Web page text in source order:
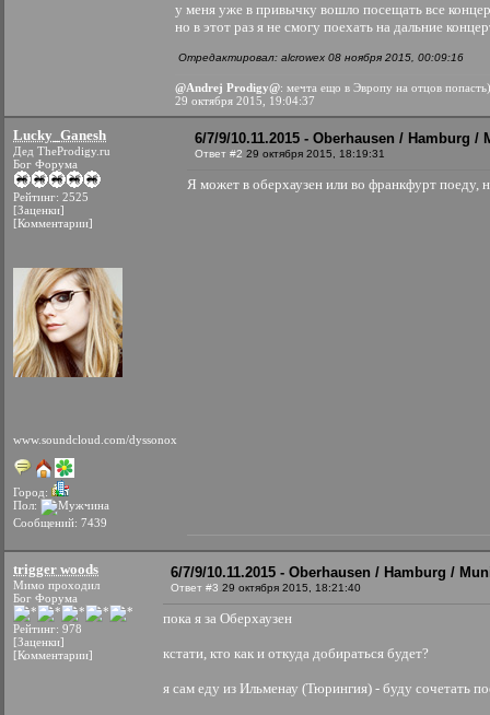
у меня уже в привычку вошло посещать все
но в этот раз я не смогу поехать на дальние
Отредактировал: alcrowex 08 ноября 2015, 00:09:16
@Andrej Prodigy@: мечта ещо в Эвропу на отцов
29 октября 2015, 19:04:37
Lucky_Ganesh
Дед TheProdigy.ru
Бог Форума
Рейтинг: 2525
[Заценки]
[Комментарии]
www.soundcloud.com/dyssonox
Город:
Пол:
Сообщений: 7439
6/7/9/10.11.2015 - Oberhausen / Hamburg
Ответ #2 29 октября 2015, 18:19:31
Я может в оберхаузен или во франкфурт поеду,
trigger woods
Мимо проходил
Бог Форума
Рейтинг: 978
[Заценки]
[Комментарии]
6/7/9/10.11.2015 - Oberhausen / Hamburg /
Ответ #3 29 октября 2015, 18:21:40
пока я за Оберхаузен
кстати, кто как и откуда добираться будет?
я сам еду из Ильменау (Тюрингия) - буду сочетать